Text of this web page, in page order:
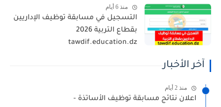
منذ 6 أيام
التسجيل في مسابقة توظيف الإداريين
بقطاع التربية 2026
tawdif.education.dz
آخر الأخبار
منذ 2 أيام
اعلان نتائج مسابقة توظيف الأساتذة -